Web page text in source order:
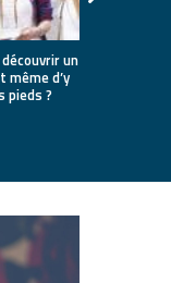
un
même d’y
pieds ?